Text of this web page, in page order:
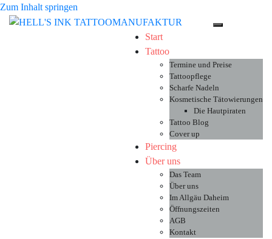
Zum Inhalt springen
Start
Tattoo
Termine und Preise
Tattoopflege
Scharfe Nadeln
Kosmetische Tätowierungen
Die Hautpiraten
Tattoo Blog
Cover up
Piercing
Über uns
Das Team
Über uns
Im Allgäu Daheim
Öffnungszeiten
AGB
Kontakt